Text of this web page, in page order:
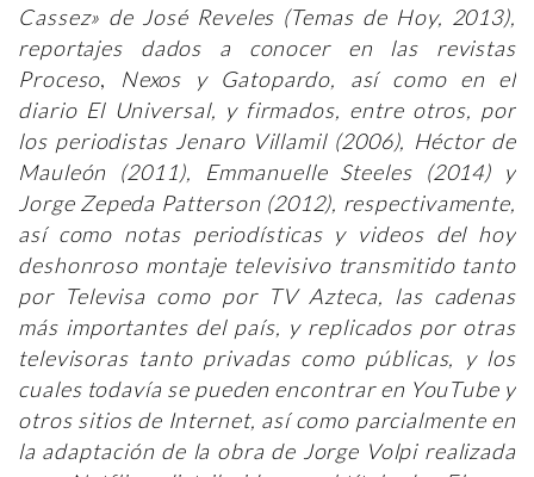
Cassez» de José Reveles (Temas de Hoy, 2013),
reportajes dados a conocer en las revistas
Proceso,
Nexos y Gatopardo, así como en el
diario El Universal, y firmados, entre otros, por
los periodistas Jenaro Villamil (2006), Héctor de
Mauleón (2011), Emmanuelle Steeles (2014) y
Jorge Zepeda Patterson (2012), respectivamente,
así como notas periodísticas y videos del hoy
deshonroso montaje televisivo transmitido tanto
por Televisa como por TV Azteca, las cadenas
más importantes del país, y replicados por otras
televisoras tanto privadas como públicas, y los
cuales todavía se pueden encontrar en YouTube y
otros sitios de Internet, así como parcialmente en
la adaptación de la obra de Jorge Volpi realizada